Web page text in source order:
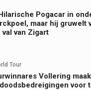
Pogacar in
maar hij gruwelt
val van Zigart
Tour
Vollering
voor